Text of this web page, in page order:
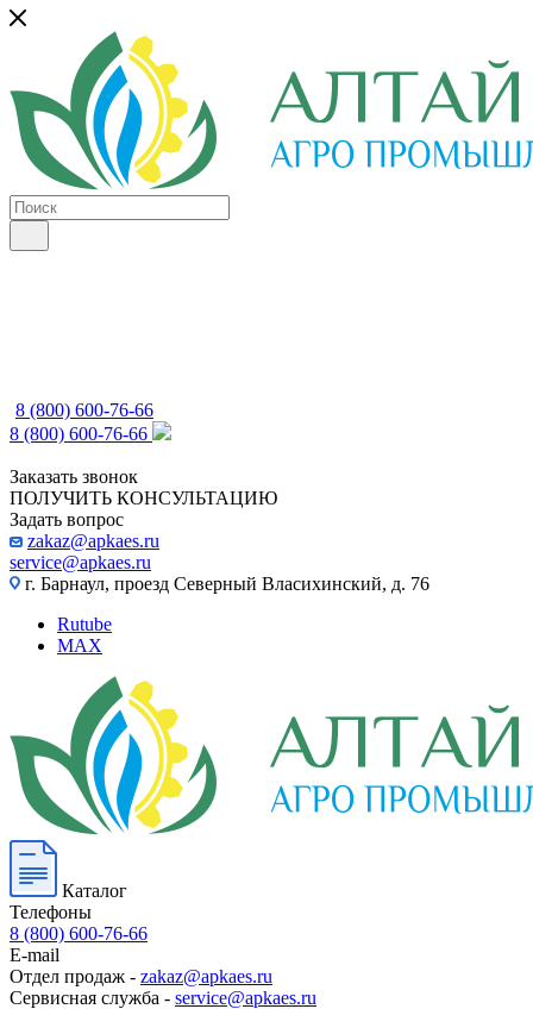
8 (800) 600-76-66
8 (800) 600-76-66
Заказать звонок
ПОЛУЧИТЬ КОНСУЛЬТАЦИЮ
Задать вопрос
zakaz@apkaes.ru
service@apkaes.ru
г. Барнаул, проезд Северный Власихинский, д. 76
Rutube
MAX
Каталог
Телефоны
8 (800) 600-76-66
E-mail
Отдел продаж - zakaz@apkaes.ru
Сервисная служба - service@apkaes.ru